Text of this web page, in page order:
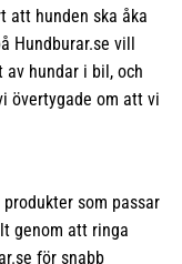
att hunden ska åka
Hundburar.se vill
hundar i bil, och
övertygade om att vi
som passar
genom att ringa
för snabb